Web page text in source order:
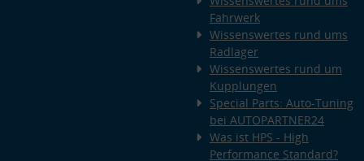
Fahrwerk
Wissenswertes rund ums
Radlager
Wissenswertes rund um
Kupplungen
Special Parts: Auto-Tuning
bei AUTOPARTNER24
Was ist HPS - High
Performance Standard?